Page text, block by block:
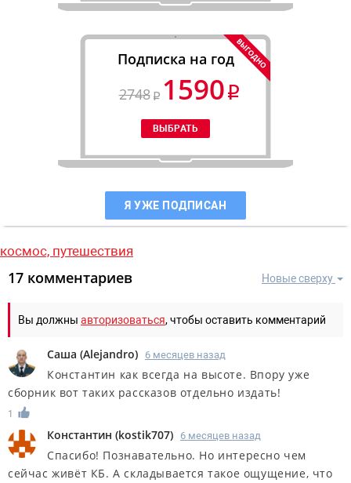
Подписка на год
2748
1590
Я УЖЕ ПОДПИСАН
космос, путешествия
Новые сверху
17 комментариев
Вы должны авторизоваться, чтобы оставить комментарий
Саша (Alejandro) 6 месяцев назад
Константин как всегда на высоте. Впору уже
сборник вот таких рассказов отдельно издать!
1
Константин (kostik707) 6 месяцев назад
Спасибо! Познавательно. Но интересно чем
сейчас живёт КБ. А складывается такое ощущение, что